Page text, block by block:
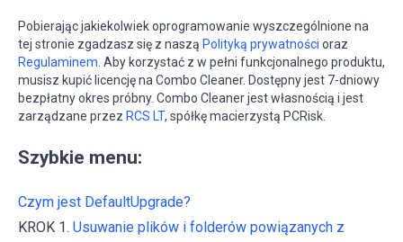
Pobierając jakiekolwiek oprogramowanie wyszczególnione na
tej stronie zgadzasz się z naszą Polityką prywatności oraz
Regulaminem . Aby korzystać z w pełni funkcjonalnego produktu,
musisz kupić licencję na Combo Cleaner. Dostępny jest 7-dniowy
bezpłatny okres próbny. Combo Cleaner jest własnością i jest
zarządzane przez RCS LT, spółkę macierzystą PCRisk.
Szybkie menu:
Czym jest DefaultUpgrade?
KROK 1. Usuwanie plików i folderów powiązanych z